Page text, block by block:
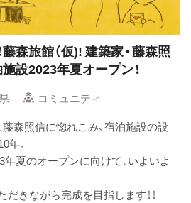
森旅館（仮)!建築家・藤森照
設2023年夏オープン！
コミュニティ
森照信に惚れこみ、宿泊施設の設
年、
年夏のオープンに向けて、いよいよ
きながら完成を目指します！！